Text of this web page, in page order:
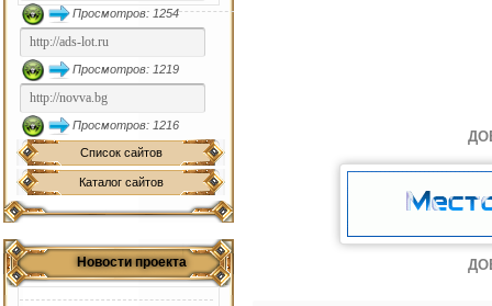
Просмотров: 1254
Просмотров: 1219
Просмотров: 1216
Список сайтов
Каталог сайтов
Новости проекта